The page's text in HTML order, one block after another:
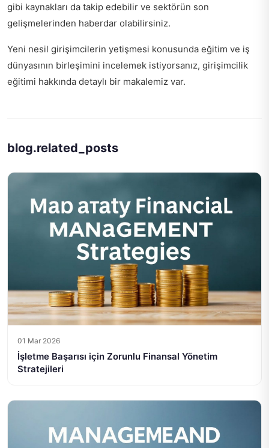
gibi kaynakları da takip edebilir ve sektörün son
gelişmelerinden haberdar olabilirsiniz.
Yeni nesil girişimcilerin yetişmesi konusunda eğitim ve iş
dünyasının birleşimini incelemek istiyorsanız, girişimcilik
eğitimi hakkında detaylı bir makalemiz var.
blog.related_posts
01 Mar 2026
İşletme Başarısı için Zorunlu Finansal Yönetim
Stratejileri